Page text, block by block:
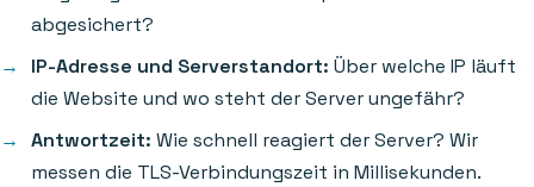
abgesichert?
IP-Adresse und Serverstandort: Über welche IP läuft
die Website und wo steht der Server ungefähr?
Antwortzeit: Wie schnell reagiert der Server? Wir
messen die TLS-Verbindungszeit in Millisekunden.